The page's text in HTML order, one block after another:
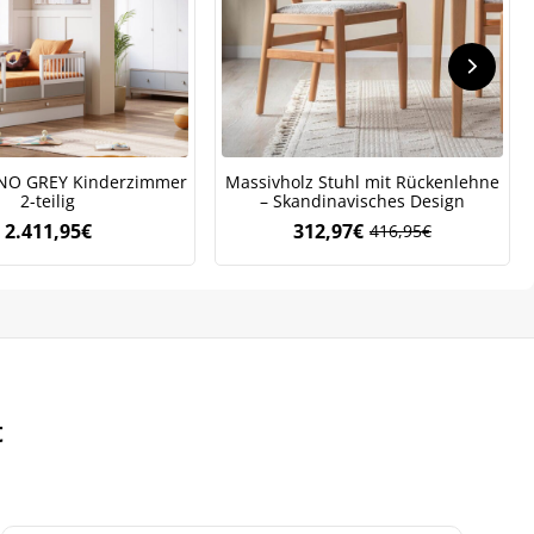
GREY Kinderzimmer
2-teilig
2.411,95€
Massivholz Stuhl mit Rückenlehne
– Skandinavisches Design
416,95€
Ursprünglicher
Preis
312,97€Aktueller
Preis